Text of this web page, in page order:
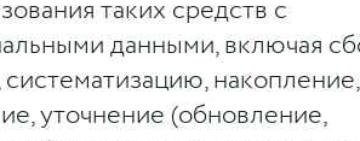
таких средств с
данными, включая
систематизацию, накопление,
уточнение (обновление,